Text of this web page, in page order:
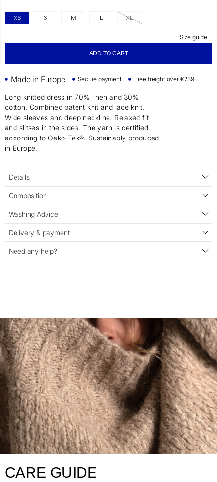
XS S M L XL
Size guide
ADD TO CART
Made in Europe Secure payment Free freight over €239
Long knitted dress in 70% linen and 30%
cotton. Combined patent knit and lace knit.
Wide sleeves and deep neckline. Relaxed fit
and slitses in the sides. The yarn is certified
according to Oeko-Tex®. Sustainably produced
in Europe.
Details
Composition
Washing Advice
Delivery & payment
Need any help?
CARE GUIDE